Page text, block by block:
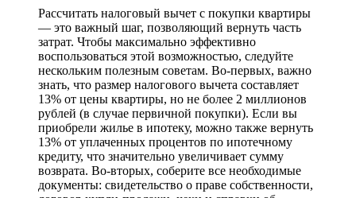
Рассчитать налоговый вычет с покупки квартиры
— это важный шаг, позволяющий вернуть часть
затрат. Чтобы максимально эффективно
воспользоваться этой возможностью, следуйте
нескольким полезным советам. Во-первых, важно
знать, что размер налогового вычета составляет
13% от цены квартиры, но не более 2 миллионов
рублей (в случае первичной покупки). Если вы
приобрели жилье в ипотеку, можно также вернуть
13% от уплаченных процентов по ипотечному
кредиту, что значительно увеличивает сумму
возврата. Во-вторых, соберите все необходимые
документы: свидетельство о праве собственности,